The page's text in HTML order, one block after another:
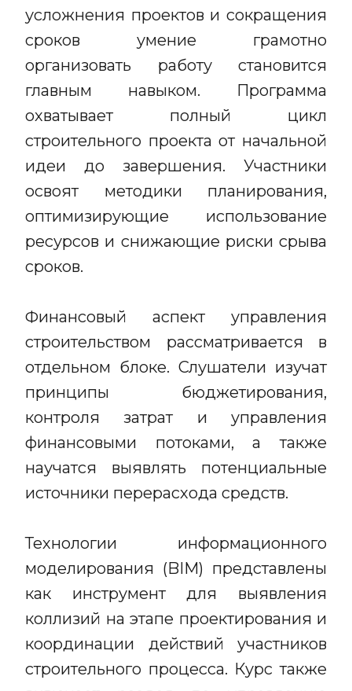
усложнения проектов и сокращения
сроков умение грамотно
организовать работу становится
главным навыком. Программа
охватывает полный цикл
строительного проекта от начальной
идеи до завершения. Участники
освоят методики планирования,
оптимизирующие использование
ресурсов и снижающие риски срыва
сроков.
Финансовый аспект управления
строительством рассматривается в
отдельном блоке. Слушатели изучат
принципы бюджетирования,
контроля затрат и управления
финансовыми потоками, а также
научатся выявлять потенциальные
источники перерасхода средств.
Технологии информационного
моделирования (BIM) представлены
как инструмент для выявления
коллизий на этапе проектирования и
координации действий участников
строительного процесса. Курс также